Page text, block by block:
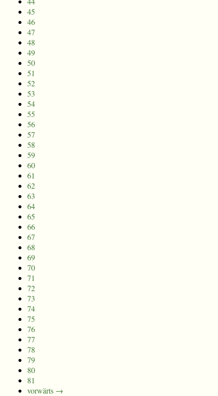
45
46
47
48
49
50
51
52
53
54
55
56
57
58
59
60
61
62
63
64
65
66
67
68
69
70
71
72
73
74
75
76
77
78
79
80
81
vorwärts →